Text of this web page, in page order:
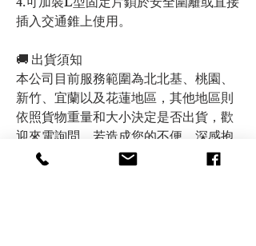
插入交通錐上使用。
🚚 出貨須知
本公司目前服務範圍為北北基、桃園、
新竹、宜蘭以及花蓮地區，其他地區則
依照貨物重量和大小決定是否出貨，歡
迎來電詢問，若造成您的不便，深感抱
歉！